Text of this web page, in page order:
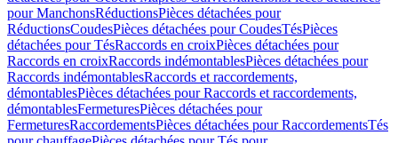
pour ManchonsRéductionsPièces détachées pour
RéductionsCoudesPièces détachées pour CoudesTésPièces
détachées pour TésRaccords en croixPièces détachées pour
Raccords en croixRaccords indémontablesPièces détachées pour
Raccords indémontablesRaccords et raccordements,
démontablesPièces détachées pour Raccords et raccordements,
démontablesFermeturesPièces détachées pour
FermeturesRaccordementsPièces détachées pour RaccordementsTés